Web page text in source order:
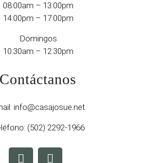
08:00am – 13:00pm
14:00pm – 17:00pm
Domingos
10:30am – 12:30pm
Contáctanos
info@casajosue.net
(502) 2292-1966